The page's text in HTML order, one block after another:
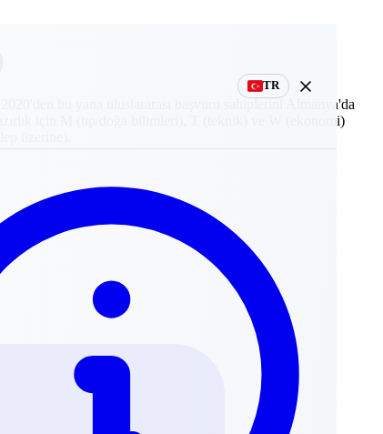
TR
bu yana uluslararası başvuru sahiplerini Almanya'da
için M (tıp/doğa bilimleri), T (teknik) ve W (ekonomi)
üzerine).